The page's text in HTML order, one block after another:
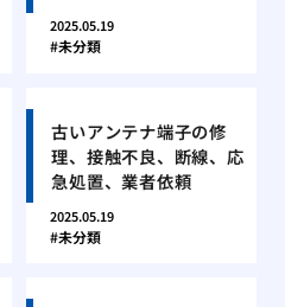
2025.05.19
未分類
古いアンテナ端子の修
理、接触不良、断線、応
急処置、業者依頼
2025.05.19
未分類